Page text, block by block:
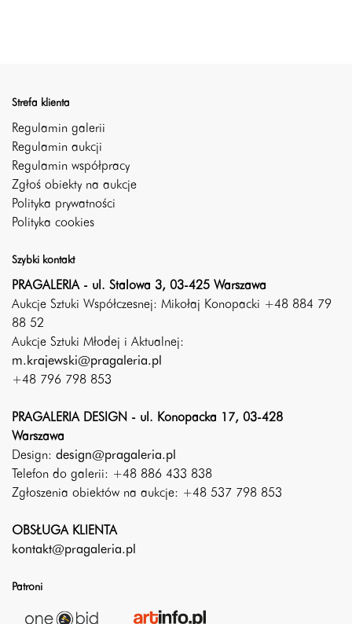
Strefa klienta
Regulamin galerii
Regulamin aukcji
Regulamin współpracy
Zgłoś obiekty na aukcje
Polityka prywatności
Polityka cookies
Szybki kontakt
PRAGALERIA - ul. Stalowa 3, 03-425 Warszawa
Aukcje Sztuki Współczesnej: Mikołaj Konopacki +48 884 79
88 52
Aukcje Sztuki Młodej i Aktualnej:
m.krajewski@pragaleria.pl
+48 796 798 853
PRAGALERIA DESIGN - ul. Konopacka 17, 03-428
Warszawa
Design: design@pragaleria.pl
Telefon do galerii: +48 886 433 838
Zgłoszenia obiektów na aukcje: +48 537 798 853
OBSŁUGA KLIENTA
kontakt@pragaleria.pl
Patroni